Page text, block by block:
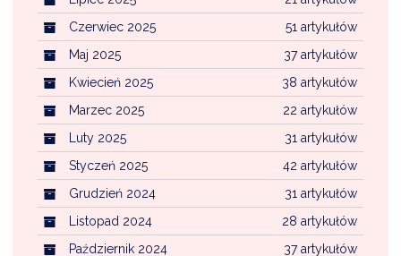
51 artykułów
Czerwiec 2025
37 artykułów
Maj 2025
38 artykułów
Kwiecień 2025
22 artykułów
Marzec 2025
31 artykułów
Luty 2025
42 artykułów
Styczeń 2025
31 artykułów
Grudzień 2024
28 artykułów
Listopad 2024
37 artykułów
Październik 2024